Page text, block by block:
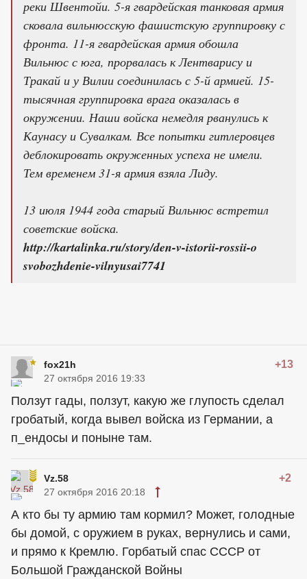
реки Швентойи. 5-я гвардейская танковая армия
сковала вильнюсскую фашистскую группировку с
фронта. 11-я гвардейская армия обошла
Вильнюс с юга, прорвалась к Лентварису и
Тракай и у Вилии соединилась с 5-й армией. 15-
тысячная группировка врага оказалась в
окружении. Наши войска немедля рванулись к
Каунасу и Сувалкам. Все попытки гитлеровцев
деблокировать окруженных успеха не имели.
Тем временем 31-я армия взяла Лиду.
13 июля 1944 года старый Вильнюс встретил
советские войска.
http://kartalinka.ru/story/den-v-istorii-rossii-o
svobozhdenie-vilnyusai7741
fox21h +13
27 октября 2016 19:33
Ползут гады, ползут, какую же глупость сделал
гробатый, когда вывел войска из Германии, а
п_ендосы и поныне там.
Vz.58 +2
27 октября 2016 20:18
А кто бы ту армию там кормил? Может, голодные
бы домой, с оружием в руках, вернулись и сами,
и прямо к Кремлю. Горбатый спас СССР от
Большой Гражданской Войны